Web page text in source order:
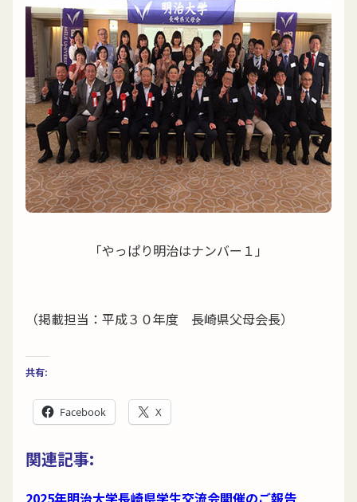
「やっぱり明治はナンバー１」
（掲載担当：平成３０年度 長崎県父母会長）
共有:
Facebook X
関連記事:
2025年明治大学長崎県学生交流会開催のご報告